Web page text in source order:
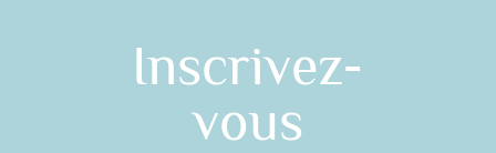
Inscrivez-
vous